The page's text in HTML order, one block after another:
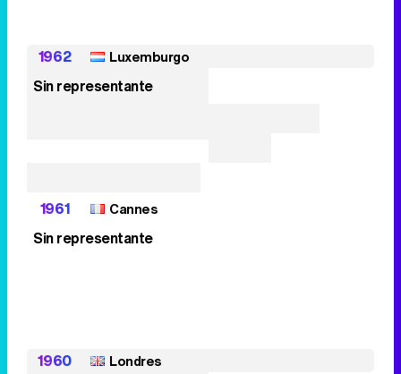
1962 Luxemburgo
Sin representante
1961 Cannes
Sin representante
1960 Londres